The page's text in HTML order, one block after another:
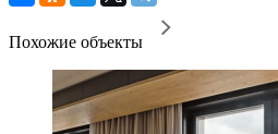
Похожие объекты